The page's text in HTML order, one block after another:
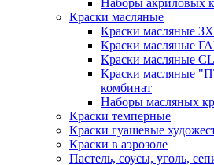
Наборы акриловых
Краски масляные
Краски масляные
Краски масляные
Краски масляные
Краски масляные
комбинат
Наборы масляных
Краски темперные
Краски гуашевые
Краски в аэрозоле
Пастель, соусы, уголь,